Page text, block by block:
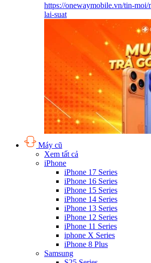
https://onewaymobile.vn/tin-moi/
lai-suat
Máy cũ
Xem tất cả
iPhone
iPhone 17 Series
iPhone 16 Series
iPhone 15 Series
iPhone 14 Series
iPhone 13 Series
iPhone 12 Series
iPhone 11 Series
iphone X Series
iPhone 8 Plus
Samsung